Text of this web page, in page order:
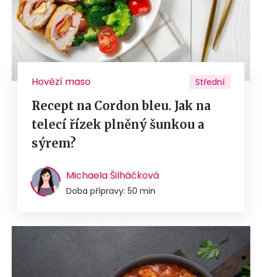
Hovězí maso Střední
Recept na Cordon bleu. Jak na
telecí řízek plněný šunkou a
sýrem?
Michaela Šilháčková
Doba přípravy: 50 min